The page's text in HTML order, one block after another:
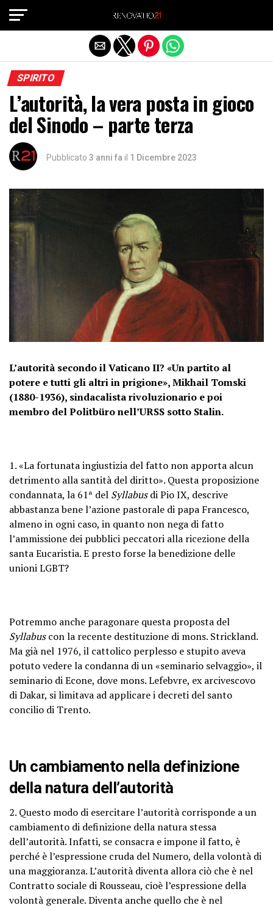
SPIRITO
L’autorità, la vera posta in gioco
del Sinodo – parte terza
Pubblicato 3 anni fa il 1 Dicembre 2023
L’autorità secondo il Vaticano II? «Un partito al
potere e tutti gli altri in prigione», Mikhail Tomski
(1880-1936), sindacalista rivoluzionario e poi
membro del Politbüro nell’URSS sotto Stalin.
1. «La fortunata ingiustizia del fatto non apporta alcun
detrimento alla santità del diritto». Questa proposizione
condannata, la 61ª del Syllabusdi Pio IX, descrive
abbastanza bene l’azione pastorale di papa Francesco,
almeno in ogni caso, in quanto non nega di fatto
l’ammissione dei pubblici peccatori alla ricezione della
santa Eucaristia. E presto forse la benedizione delle
unioni LGBT?
Potremmo anche paragonare questa proposta del
Syllabuscon la recente destituzione di mons. Strickland.
Ma già nel 1976, il cattolico perplesso e stupito aveva
potuto vedere la condanna di un «seminario selvaggio», il
seminario di Econe, dove mons. Lefebvre, ex arcivescovo
di Dakar, si limitava ad applicare i decreti del santo
concilio di Trento.
Un cambiamento nella definizione
della natura dell’autorità
2. Questo modo di esercitare l’autorità corrisponde a un
cambiamento di definizione della natura stessa
dell’autorità. Infatti, se consacra e impone il fatto, è
perché è l’espressione cruda del Numero, della volontà di
una maggioranza. L’autorità diventa allora ciò che è nel
Contratto sociale di Rousseau, cioè l’espressione della
volontà generale. Diventa anche quello che è nel
Exit mobile version